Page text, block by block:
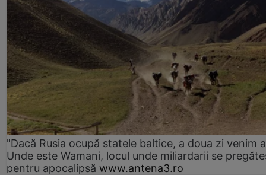
"Dacă Rusia ocupă statele baltice, a doua zi venim
Unde este Wamani, locul unde miliardarii se
pentru apocalipsă www.antena3.ro